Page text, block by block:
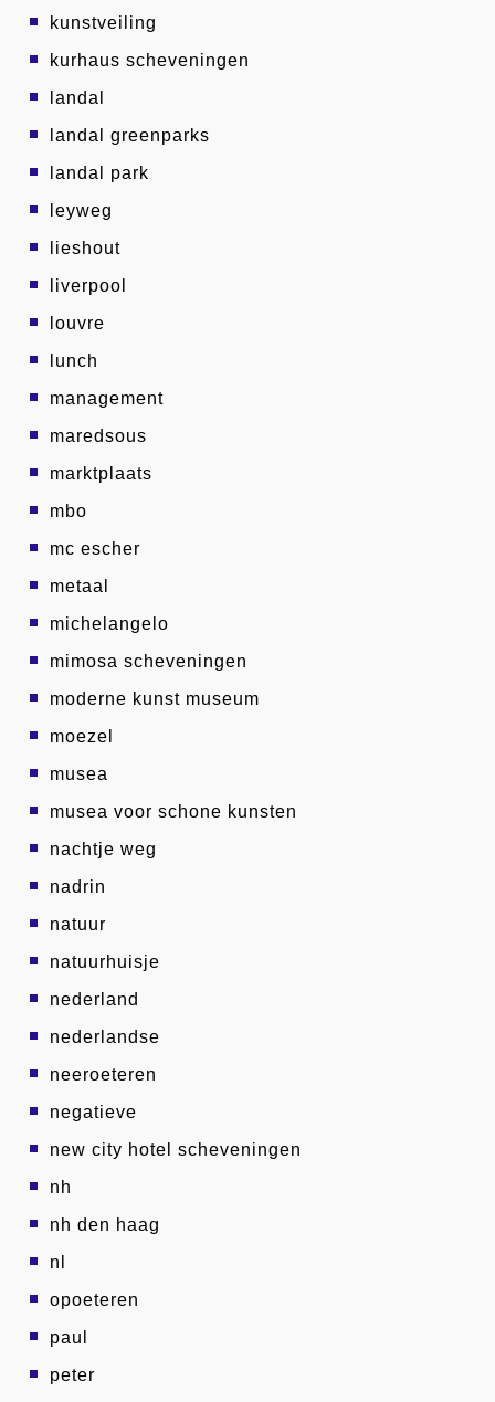
kunstveiling
kurhaus scheveningen
landal
landal greenparks
landal park
leyweg
lieshout
liverpool
louvre
lunch
management
maredsous
marktplaats
mbo
mc escher
metaal
michelangelo
mimosa scheveningen
moderne kunst museum
moezel
musea
musea voor schone kunsten
nachtje weg
nadrin
natuur
natuurhuisje
nederland
nederlandse
neeroeteren
negatieve
new city hotel scheveningen
nh
nh den haag
nl
opoeteren
paul
peter